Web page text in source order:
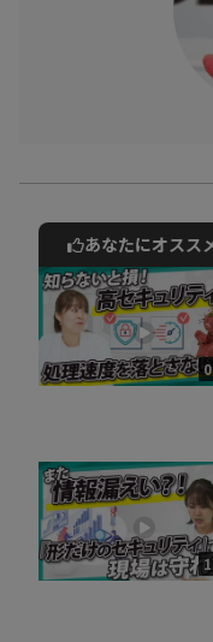
動画でご紹
お気軽にご
30
相
あなたにオスス